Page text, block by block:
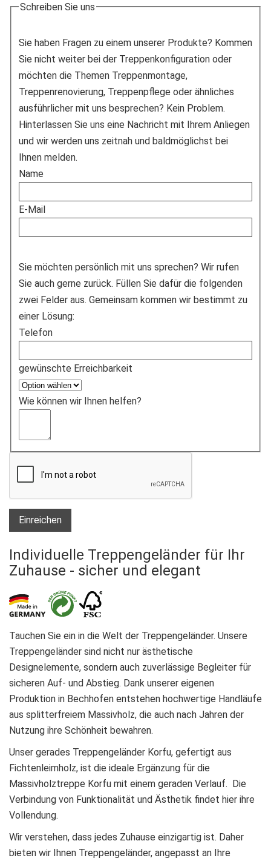
Schreiben Sie uns
Sie haben Fragen zu einem unserer Produkte? Kommen
Sie nicht weiter bei der Treppenkonfiguration oder
möchten die Themen Treppenmontage,
Treppenrenovierung, Treppenpflege oder ähnliches
ausführlicher mit uns besprechen? Kein Problem.
Hinterlassen Sie uns eine Nachricht mit Ihrem Anliegen
und wir werden uns zeitnah und baldmöglichst bei
Ihnen melden.
Name
E-Mail
Sie möchten persönlich mit uns sprechen? Wir rufen
Sie auch gerne zurück. Füllen Sie dafür die folgenden
zwei Felder aus. Gemeinsam kommen wir bestimmt zu
einer Lösung:
Telefon
gewünschte Erreichbarkeit
Wie können wir Ihnen helfen?
Einreichen
Individuelle Treppengeländer für Ihr
Zuhause - sicher und elegant
Tauchen Sie ein in die Welt der Treppengeländer. Unsere
Treppengeländer sind nicht nur ästhetische
Designelemente, sondern auch zuverlässige Begleiter für
sicheren Auf- und Abstieg. Dank unserer eigenen
Produktion in Bechhofen entstehen hochwertige Handläufe
aus splitterfreiem Massivholz, die auch nach Jahren der
Nutzung ihre Schönheit bewahren.
Unser gerades Treppengeländer Korfu, gefertigt aus
Fichtenleimholz, ist die ideale Ergänzung für die
Massivholztreppe Korfu mit einem geraden Verlauf. Die
Verbindung von Funktionalität und Ästhetik findet hier ihre
Vollendung.
Wir verstehen, dass jedes Zuhause einzigartig ist. Daher
bieten wir Ihnen Treppengeländer, angepasst an Ihre